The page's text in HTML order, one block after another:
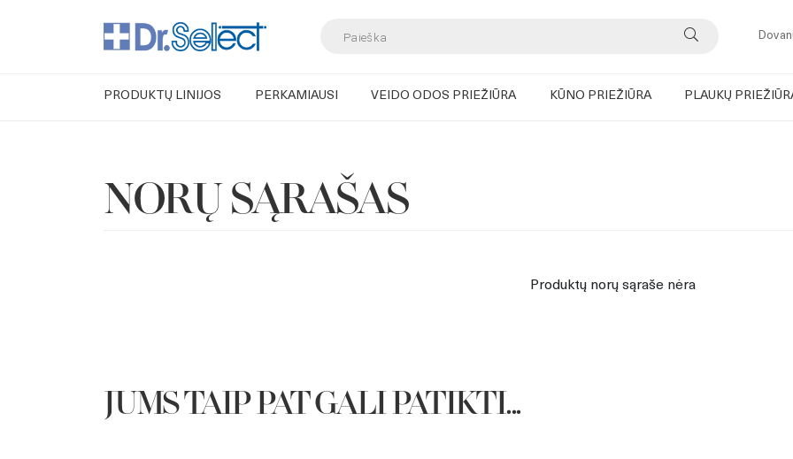
search
PRODUKTŲ LINIJOS PERKAMIAUSI VEIDO ODOS PRIEŽIŪRA KŪNO PRIEŽIŪRA PLAUKŲ
NORŲ SĄRAŠAS
Produktų norų sąraše nėra
JUMS TAIP PAT GALI PATIKTI...